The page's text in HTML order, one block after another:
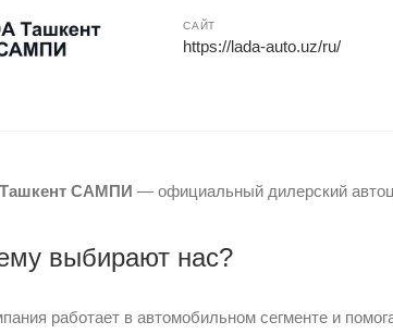
САЙТ
https://lada-auto.uz/ru/
Ташкент САМПИ — официальный дилерский
выбирают нас?
работает в автомобильном сегменте и